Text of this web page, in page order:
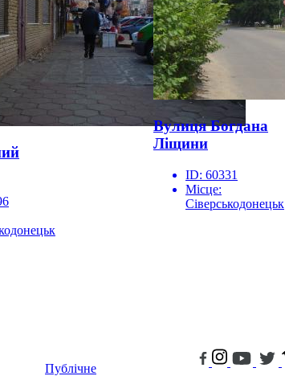
Вулиця Богдана
Ліщини
ID: 60331
Місце:
Сіверськодонецьк
Публічне